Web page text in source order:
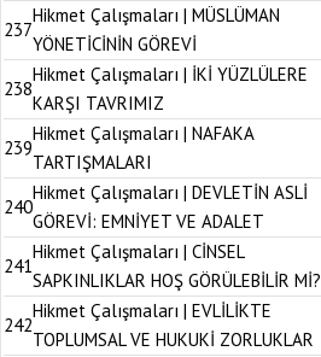
237
Hikmet Çalışmaları | MÜSLÜMAN
YÖNETİCİNİN GÖREVİ
238
Hikmet Çalışmaları | İKİ YÜZLÜLERE
KARŞI TAVRIMIZ
239
Hikmet Çalışmaları | NAFAKA
TARTIŞMALARI
240
Hikmet Çalışmaları | DEVLETİN ASLİ
GÖREVİ: EMNİYET VE ADALET
241
Hikmet Çalışmaları | CİNSEL
SAPKINLIKLAR HOŞ GÖRÜLEBİLİR Mİ?
242
Hikmet Çalışmaları | EVLİLİKTE
TOPLUMSAL VE HUKUKİ ZORLUKLAR